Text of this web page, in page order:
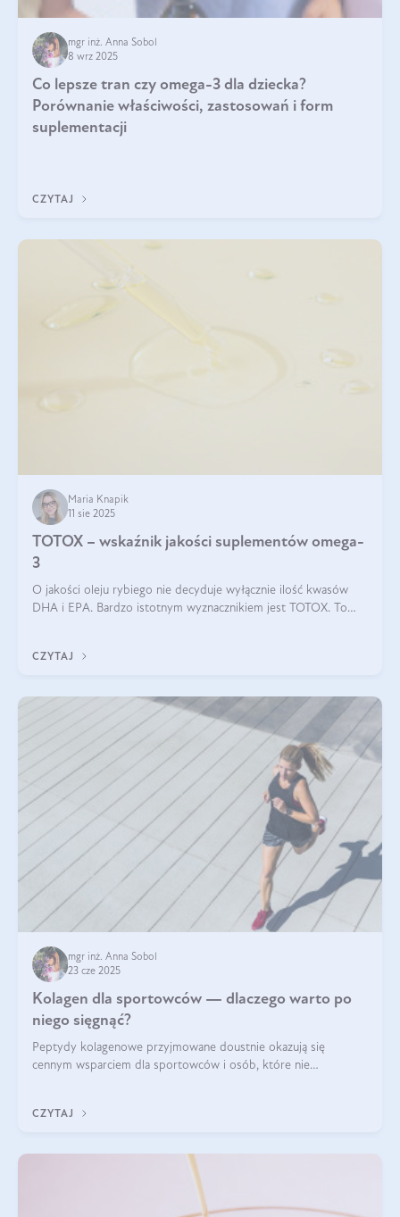
mgr inż. Anna Sobol
8 wrz 2025
Co lepsze tran czy omega-3 dla dziecka?
Porównanie właściwości, zastosowań i form
suplementacji
CZYTAJ
Maria Knapik
11 sie 2025
TOTOX – wskaźnik jakości suplementów omega-
3
O jakości oleju rybiego nie decyduje wyłącznie ilość kwasów
DHA i EPA. Bardzo istotnym wyznacznikiem jest TOTOX. To
CZYTAJ
mgr inż. Anna Sobol
23 cze 2025
Kolagen dla sportowców — dlaczego warto po
niego sięgnąć?
Peptydy kolagenowe przyjmowane doustnie okazują się
cennym wsparciem dla sportowców i osób, które nie
CZYTAJ